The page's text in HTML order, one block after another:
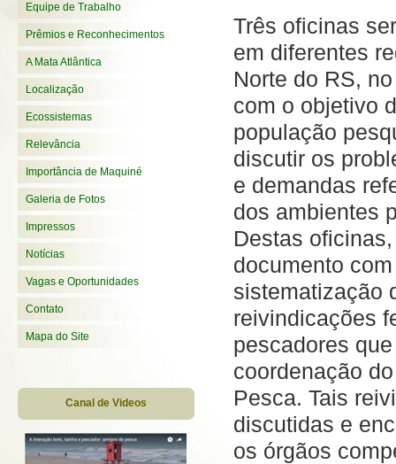
Equipe de Trabalho
Prêmios e Reconhecimentos
A Mata Atlântica
Localização
Ecossistemas
Relevância
Importância de Maquiné
Galeria de Fotos
Impressos
Notícias
Vagas e Oportunidades
Contato
Mapa do Site
Canal de Videos
Três oficinas
em diferentes
Norte do RS,
com o objetivo
população
discutir os
e demandas
dos ambientes
Destas
documento
sistematização
reivindicações
pescadores
coordenação
Pesca. Tais
discutidas e
os órgãos